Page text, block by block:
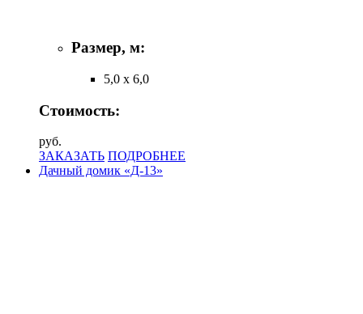
Размер, м:
5,0 х 6,0
Стоимость:
руб.
ЗАКАЗАТЬ ПОДРОБНЕЕ
Дачный домик «Д-13»